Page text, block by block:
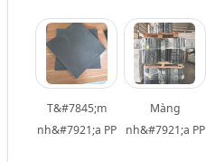
T&#7845;m
nh&#7921;a PP
Màng
nh&#7921;a PP